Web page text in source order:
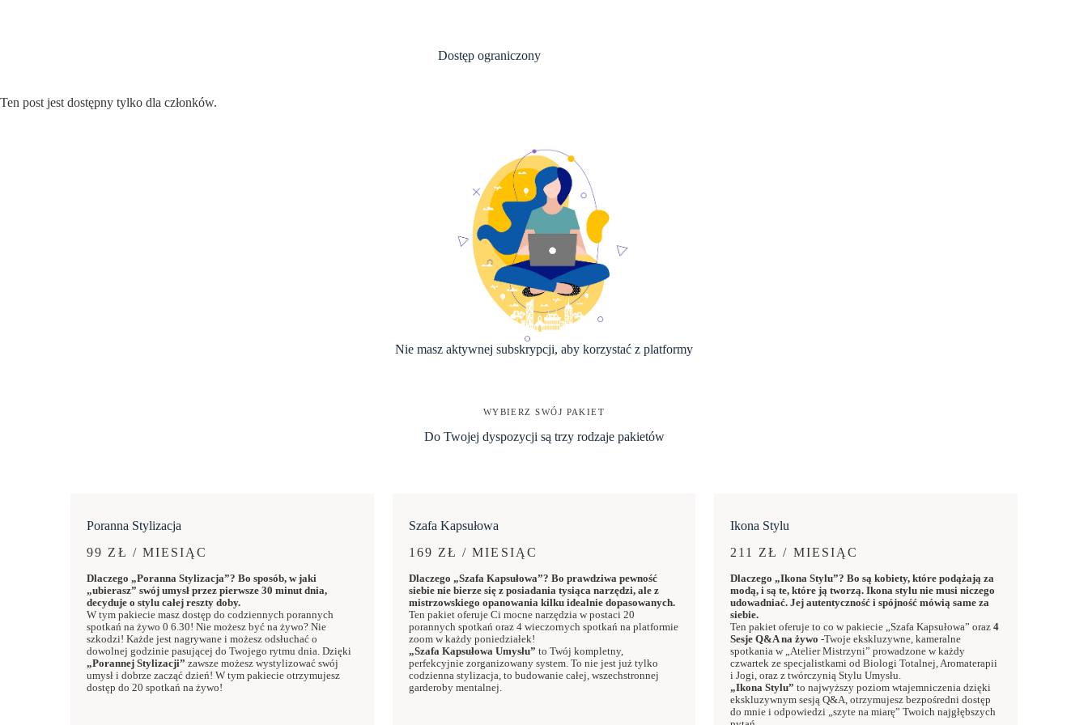
Dostęp ograniczony
Ten post jest dostępny tylko dla członków.
Nie masz aktywnej subskrypcji, aby korzystać z platformy
WYBIERZ SWÓJ PAKIET
Do Twojej dyspozycji są trzy rodzaje pakietów
Poranna Stylizacja
99 ZŁ / MIESIĄC
Dlaczego „Poranna Stylizacja”? Bo sposób, w jaki
„ubierasz” swój umysł przez pierwsze 30 minut dnia,
decyduje o stylu całej reszty doby.
W tym pakiecie masz dostęp do codziennych porannych
spotkań na żywo 0 6.30! Nie możesz być na żywo? Nie
szkodzi! Każde jest nagrywane i możesz odsłuchać o
dowolnej godzinie pasującej do Twojego rytmu dnia. Dzięki
„Porannej Stylizacji” zawsze możesz wystylizować swój
umysł i dobrze zacząć dzień! W tym pakiecie otrzymujesz
dostęp do 20 spotkań na żywo!
Szafa Kapsułowa
169 ZŁ / MIESIĄC
Dlaczego „Szafa Kapsułowa”? Bo prawdziwa pewność
siebie nie bierze się z posiadania tysiąca narzędzi, ale z
mistrzowskiego opanowania kilku idealnie dopasowanych.
Ten pakiet oferuje Ci mocne narzędzia w postaci 20
porannych spotkań oraz 4 wieczornych spotkań na platformie
zoom w każdy poniedziałek!
„Szafa Kapsułowa Umysłu” to Twój kompletny,
perfekcyjnie zorganizowany system. To nie jest już tylko
codzienna stylizacja, to budowanie całej, wszechstronnej
garderoby mentalnej.
Ikona Stylu
211 ZŁ / MIESIĄC
Dlaczego „Ikona Stylu”? Bo są kobiety, które podążają za
modą, i są te, które ją tworzą. Ikona stylu nie musi niczego
udowadniać. Jej autentyczność i spójność mówią same za
siebie.
Ten pakiet oferuje to co w pakiecie „Szafa Kapsułowa” oraz 4
Sesje Q&A na żywo -Twoje ekskluzywne, kameralne
spotkania w „Atelier Mistrzyni” prowadzone w każdy
czwartek ze specjalistkami od Biologi Totalnej, Aromaterapii
i Jogi, oraz z twórczynią Stylu Umysłu.
„Ikona Stylu” to najwyższy poziom wtajemniczenia dzięki
ekskluzywnym sesją Q&A, otrzymujesz bezpośredni dostęp
do mnie i odpowiedzi „szyte na miarę” Twoich najgłębszych